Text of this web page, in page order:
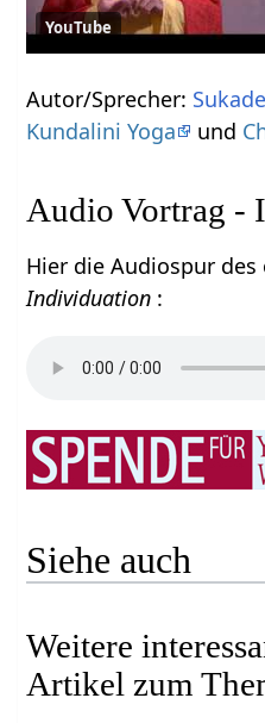
YouTube
Autor/Sprecher:
Kundalini Yoga
und
Audio Vortrag -
Hier die Audiospur des
Individuation :
Siehe auch
Weitere
Artikel zum